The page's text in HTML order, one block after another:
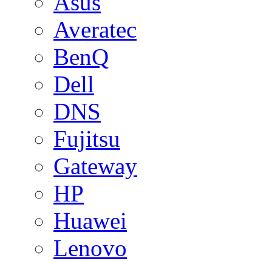
Averatec
BenQ
Dell
DNS
Fujitsu
Gateway
HP
Huawei
Lenovo